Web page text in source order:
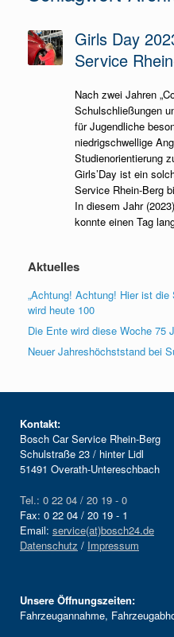
Girls Day
Service
Nach zwei Jahren
Schulschließungen
für Jugendliche
niedrigschwellige
Studienorientierung
Girls’Day ist ein
Service Rhein-Berg
In diesem Jahr
konnte einen Tag
Aktuelles
„Achtung! Achtung! Hier ist
wird heute 100
Die Ente wird diese Woche 75
Neuer Jahreshöchststand bei
Kontakt:
Bosch Car Service Rhein-Berg
Schulstraße 23 / hinter Lidl
51491 Overath-Untereschbach
Tel.: 0 22 04 / 20 19 - 0
Fax: 0 22 04 / 20 19 - 1
Email: service(at)bosch24.de
Datenschutz / Impressum
Unsere Öffnungszeiten:
Fahrzeugannahme,